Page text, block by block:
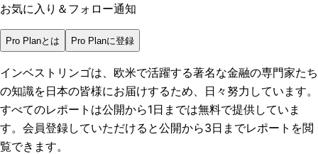
お気に入り＆フォロー通知
Pro Planとは Pro Planに登録
インベストリンゴは、欧米で活躍する著名な金融の専門家たち
の知識を日本の皆様にお届けするため、日々努力しています。
すべてのレポートは公開から1日までは無料で提供していま
す。会員登録していただけると公開から3日までレポートを閲
覧できます。